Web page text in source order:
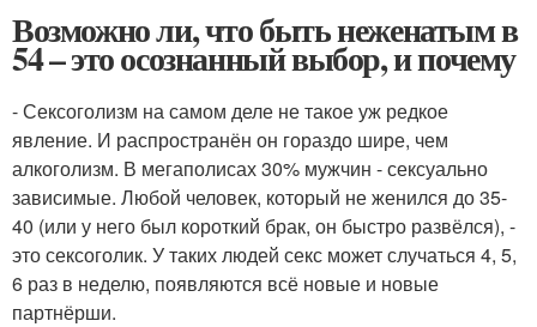
Возможно ли, что быть неженатым в
54 – это осознанный выбор, и почему
- Сексоголизм на самом деле не такое уж редкое
явление. И распространён он гораздо шире, чем
алкоголизм. В мегаполисах 30% мужчин - сексуально
зависимые. Любой человек, который не женился до 35-
40 (или у него был короткий брак, он быстро развёлся), -
это сексоголик. У таких людей секс может случаться 4, 5,
6 раз в неделю, появляются всё новые и новые
партнёрши.